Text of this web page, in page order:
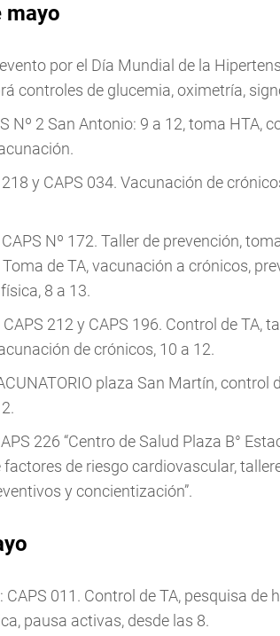
mayo
por el Día Mundial de la
controles de glucemia, oximetría,
Nº 2 San Antonio: 9 a 12, toma HTA,
y CAPS 034. Vacunación de
Nº 172. Taller de prevención,
Toma de TA, vacunación a crónicos,
8 a 13.
212 y CAPS 196. Control de TA,
de crónicos, 10 a 12.
plaza San Martín, control
226 “Centro de Salud Plaza B°
factores de riesgo cardiovascular,
y concientización”.
CAPS 011. Control de TA, pesquisa
pausa activas, desde las 8.